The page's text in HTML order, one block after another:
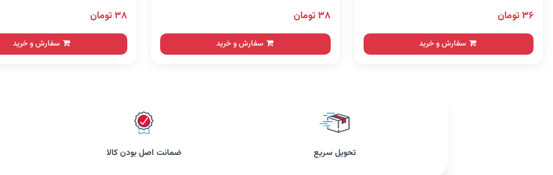
۳۶ تومان
سفارش و خرید
۳۸ تومان
سفارش و خرید
۳۸ تومان
سفارش و خرید
تحویل سریع ضمانت اصل بودن کالا